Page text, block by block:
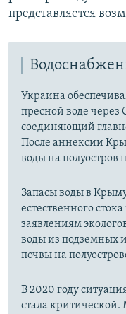
представляется
Украина
пресной воде
соединяющий
После аннексии
воды на полуостров
Запасы воды в
естественного
заявлениям
воды из подземных
почвы на
В 2020 году
стала критической.